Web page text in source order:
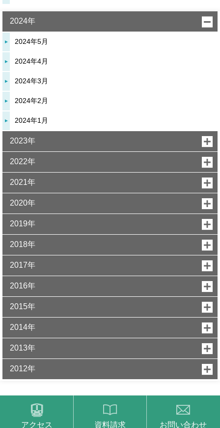
2024年
2024年5月
2024年4月
2024年3月
2024年2月
2024年1月
2023年
2022年
2021年
2020年
2019年
2018年
2017年
2016年
2015年
2014年
2013年
2012年
アクセス 資料請求 お問い合わせ